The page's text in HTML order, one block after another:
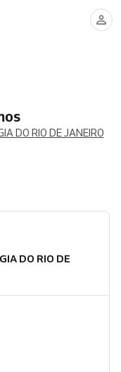
DO RIO DE JANEIRO
DO RIO DE